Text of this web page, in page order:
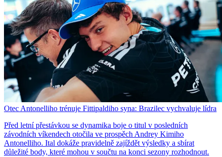
Otec Antonelliho trénuje Fittipaldiho syna: Brazilec vychvaluje lídra
Před letní přestávkou se dynamika boje o titul v posledních
závodních víkendech otočila ve prospěch Andrey Kimiho
Antonelliho. Ital dokáže pravidelně zajíždět výsledky a sbírat
důležité body, které mohou v součtu na konci sezony rozhodnout.